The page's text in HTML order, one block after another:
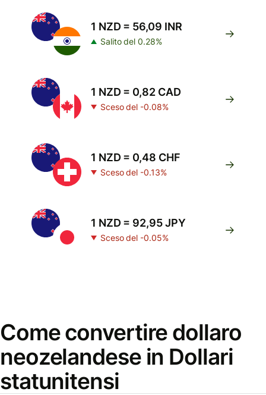
1 NZD = 56,09 INR
Salito del 0.28%
1 NZD = 0,82 CAD
Sceso del -0.08%
1 NZD = 0,48 CHF
Sceso del -0.13%
1 NZD = 92,95 JPY
Sceso del -0.05%
Come convertire dollaro
neozelandese in Dollari
statunitensi